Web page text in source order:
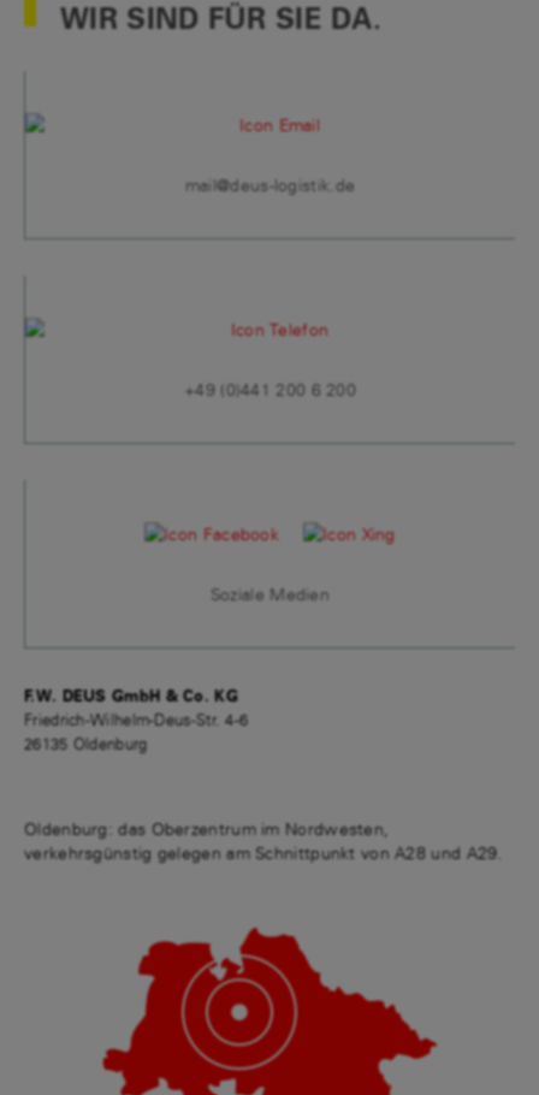
WIR SIND FÜR SIE DA.
mail@deus-logistik.de
+49 (0)441 200 6 200
Soziale Medien
F.W. DEUS GmbH & Co. KG
Friedrich-Wilhelm-Deus-Str. 4-6
26135 Oldenburg
Oldenburg: das Oberzentrum im Nordwesten,
verkehrsgünstig gelegen am Schnittpunkt von A28 und A29.